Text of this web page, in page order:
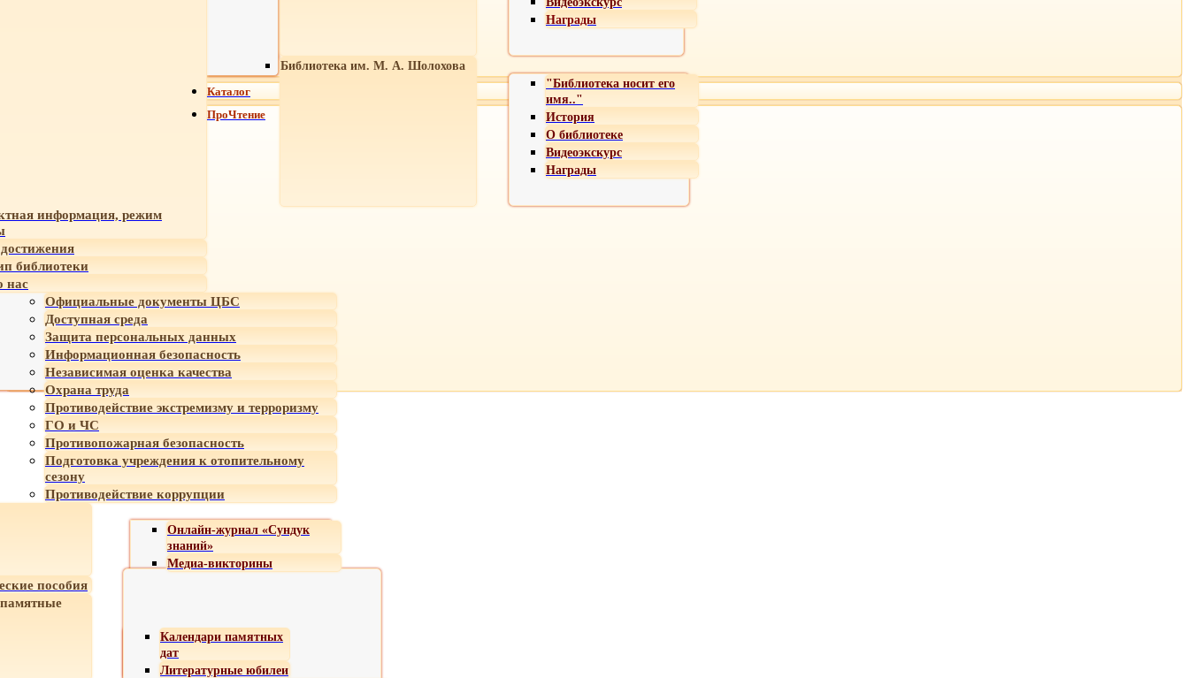
Награды
Библиотека им. М. А. Шолохова
"Библиотека носит его
имя.."
История
О библиотеке
Видеоэкскурс
Награды
информация, режим
библиотеки
нас
Официальные документы ЦБС
Доступная среда
Защита персональных данных
Информационная безопасность
Независимая оценка качества
Охрана труда
Противодействие экстремизму и терроризму
ГО и ЧС
Противопожарная безопасность
Подготовка учреждения к отопительному
сезону
Противодействие коррупции
Онлайн-журнал «Сундук
знаний»
Медиа-викторины
пособия
Календари памятных
дат
Литературные юбилеи
Каталог
ПроЧтение